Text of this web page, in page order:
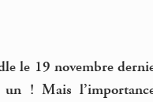
le 19 novembre
! Mais